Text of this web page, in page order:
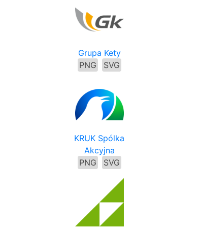
Grupa Kety
PNG
SVG
KRUK Spólka
Akcyjna
PNG
SVG